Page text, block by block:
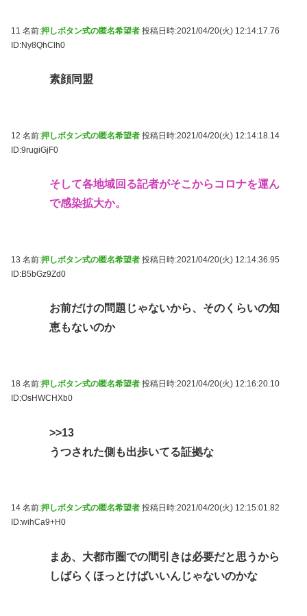
11 名前:押しボタン式の匿名希望者 投稿日時:2021/04/20(火) 12:14:17.76
ID:Ny8QhClh0
素顔同盟
12 名前:押しボタン式の匿名希望者 投稿日時:2021/04/20(火) 12:14:18.14
ID:9rugiGjF0
そして各地域回る記者がそこからコロナを運ん
で感染拡大か。
13 名前:押しボタン式の匿名希望者 投稿日時:2021/04/20(火) 12:14:36.95
ID:B5bGz9Zd0
お前だけの問題じゃないから、そのくらいの知
恵もないのか
18 名前:押しボタン式の匿名希望者 投稿日時:2021/04/20(火) 12:16:20.10
ID:OsHWCHXb0
>>13
うつされた側も出歩いてる証拠な
14 名前:押しボタン式の匿名希望者 投稿日時:2021/04/20(火) 12:15:01.82
ID:wihCa9+H0
まあ、大都市圏での間引きは必要だと思うから
しばらくほっとけばいいんじゃないのかな